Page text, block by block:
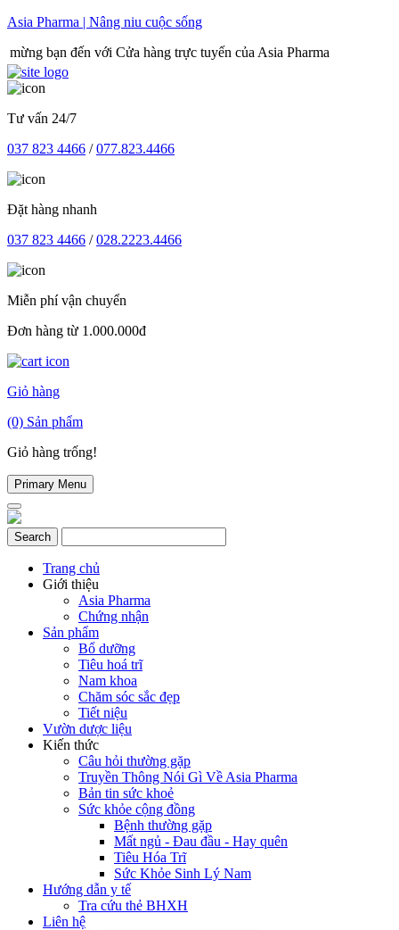
Skip
content
Asia Pharma | Nâng niu cuộc sống
đến với Cửa hàng trực tuyến của Asia Pharma
Tư vấn 24/7
037 823 4466 /077.823.4466
Đặt hàng nhanh
037 823 4466 /028.2223.4466
Miễn phí vận chuyển
Đơn hàng từ 1.000.000đ
Giỏ hàng
(0) Sản phẩm
Giỏ hàng trống!
Primary Menu
Trang chủ
Giới thiệu
Asia Pharma
Chứng nhận
Sản phẩm
Bổ dưỡng
Tiêu hoá trĩ
Nam khoa
Chăm sóc sắc đẹp
Tiết niệu
Vườn dược liệu
Kiến thức
Câu hỏi thường gặp
Truyền Thông Nói Gì Về Asia Pharma
Bản tin sức khoẻ
Sức khỏe cộng đồng
Bệnh thường gặp
Mất ngủ - Đau đầu - Hay quên
Tiêu Hóa Trĩ
Sức Khỏe Sinh Lý Nam
Hướng dẫn y tế
Tra cứu thẻ BHXH
Liên hệ